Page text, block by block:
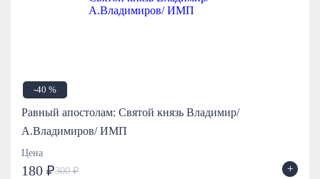
-40 %
Равный апостолам: Святой князь Владимир/
А.Владимиров/ ИМП
Цена
180 ₽300 ₽ +